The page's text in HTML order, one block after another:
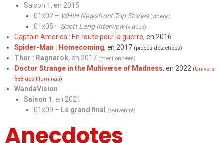
Saison 1, en 2015
01x02 – WHIH Newsfront Top Stories (vidéos)
01x05 – Scott Lang Interview (vidéos)
Captain America : En route pour la guerre, en 2016
Spider-Man : Homecoming, en 2017 (pièces détachées)
Thor : Ragnarok, en 2017 (mentionnées)
Doctor Strange in the Multiverse of Madness, en 2022 (Univers-
838 des Illuminati)
WandaVision
Saison 1, en 2021
01x09 – Le grand final (souvenirs)
Anecdotes